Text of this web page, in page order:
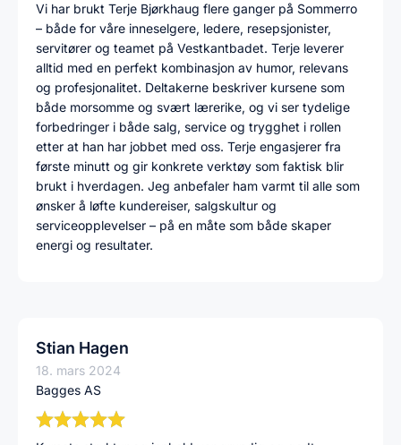
Vi har brukt Terje Bjørkhaug flere ganger på Sommerro
– både for våre inneselgere, ledere, resepsjonister,
servitører og teamet på Vestkantbadet. Terje leverer
alltid med en perfekt kombinasjon av humor, relevans
og profesjonalitet. Deltakerne beskriver kursene som
både morsomme og svært lærerike, og vi ser tydelige
forbedringer i både salg, service og trygghet i rollen
etter at han har jobbet med oss. Terje engasjerer fra
første minutt og gir konkrete verktøy som faktisk blir
brukt i hverdagen. Jeg anbefaler ham varmt til alle som
ønsker å løfte kundereiser, salgskultur og
serviceopplevelser – på en måte som både skaper
energi og resultater.
Stian Hagen
18. mars 2024
Bagges AS